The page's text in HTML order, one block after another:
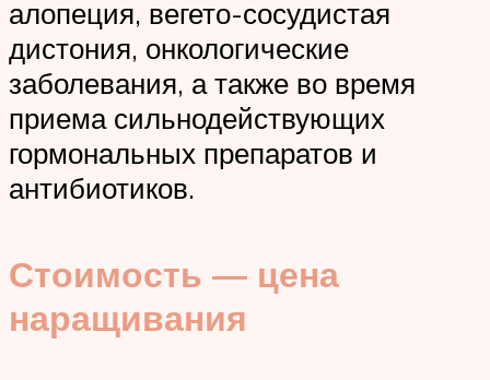
алопеция, вегето-сосудистая
дистония, онкологические
заболевания, а также во время
приема сильнодействующих
гормональных препаратов и
антибиотиков.
Стоимость — цена
наращивания